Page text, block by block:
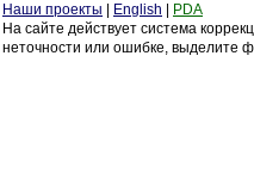
Наши проекты English
PDA
На сайте действует система
неточности или ошибке, выделите